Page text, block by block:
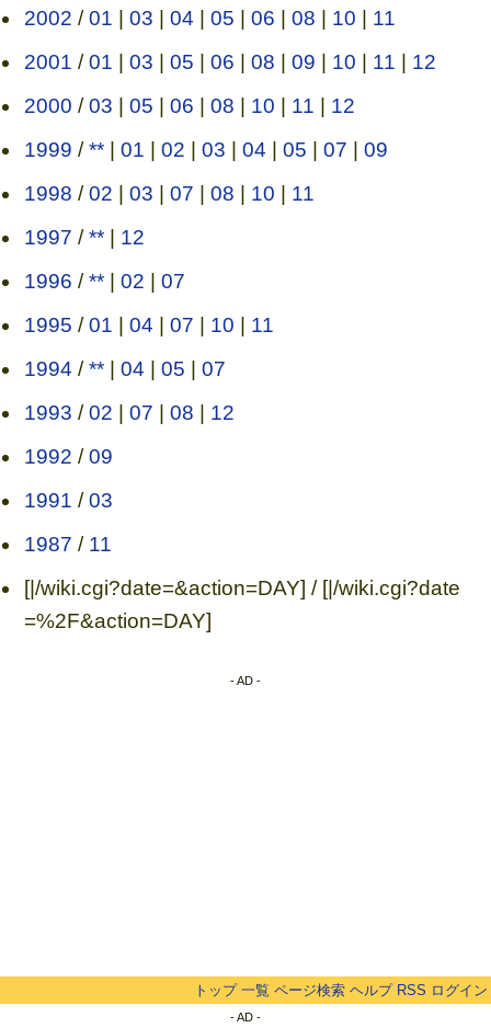
2002 /01 | 03 | 04 | 05 | 06 | 08 | 10 | 11
2001 /01 | 03 | 05 | 06 | 08 | 09 | 10 | 11 | 12
2000 /03 | 05 | 06 | 08 | 10 | 11 | 12
1999 /**| 01 | 02 | 03 | 04 | 05 | 07 | 09
1998 /02 | 03 | 07 | 08 | 10 | 11
1997 /**| 12
1996 /**| 02 | 07
1995 /01 | 04 | 07 | 10 | 11
1994 /**| 04 | 05 | 07
1993 /02 | 07 | 08 | 12
1992 /09
1991 /03
1987 / 11
[|/wiki.cgi?date=&action=DAY] / [|/wiki.cgi?date
=%2F&action=DAY]
- AD -
トップ 一覧 ページ検索 ヘルプ RSS ログイン
- AD -